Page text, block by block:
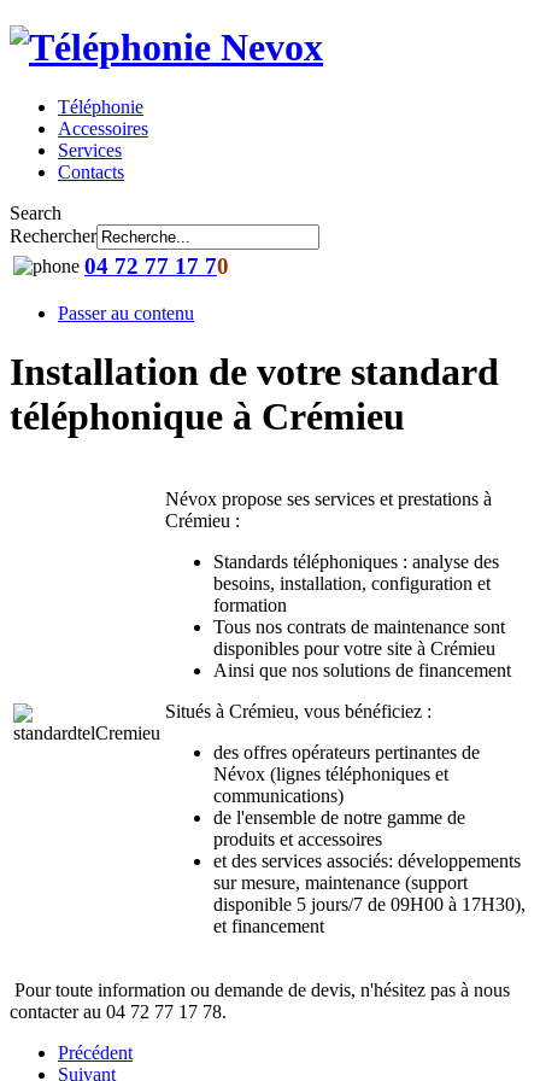
Téléphonie
Accessoires
Services
Contacts
Search
Rechercher
04 72 77 17 70
Passer au contenu
Installation de votre standard
téléphonique à Crémieu
Névox propose ses services et prestations à
Crémieu :
Standards téléphoniques : analyse des
besoins, installation, configuration et
formation
Tous nos contrats de maintenance sont
disponibles pour votre site à Crémieu
Ainsi que nos solutions de financement
Situés à Crémieu, vous bénéficiez :
des offres opérateurs pertinantes de
Névox (lignes téléphoniques et
communications)
de l'ensemble de notre gamme de
produits et accessoires
et des services associés: développements
sur mesure, maintenance (support
disponible 5 jours/7 de 09H00 à 17H30),
et financement
Pour toute information ou demande de devis, n'hésitez pas à nous
contacter au 04 72 77 17 78.
Précédent
Suivant